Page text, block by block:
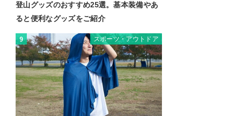
登山グッズのおすすめ25選。基本装備やあ
ると便利なグッズをご紹介
9 スポーツ・アウトドア